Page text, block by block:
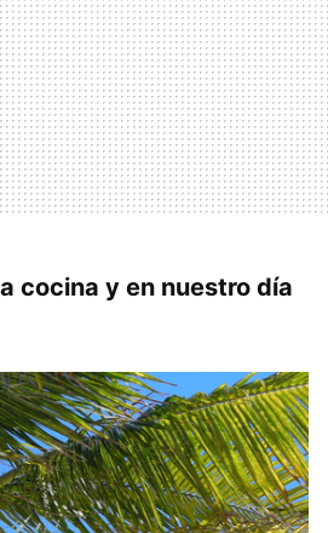
cocina y en nuestro día